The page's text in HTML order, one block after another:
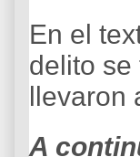
En el
delito se
A